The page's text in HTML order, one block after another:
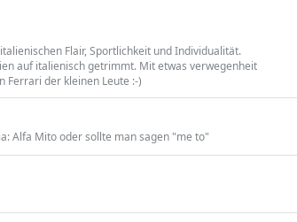
Flair, Sportlichkeit und Individualität.
auf italienisch getrimmt. Mit etwas verwegenheit
Ferrari der kleinen Leute :-)
Alfa Mito oder sollte man sagen "me to"